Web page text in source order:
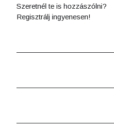
Szeretnél te is hozzászólni?
Regisztrálj ingyenesen!